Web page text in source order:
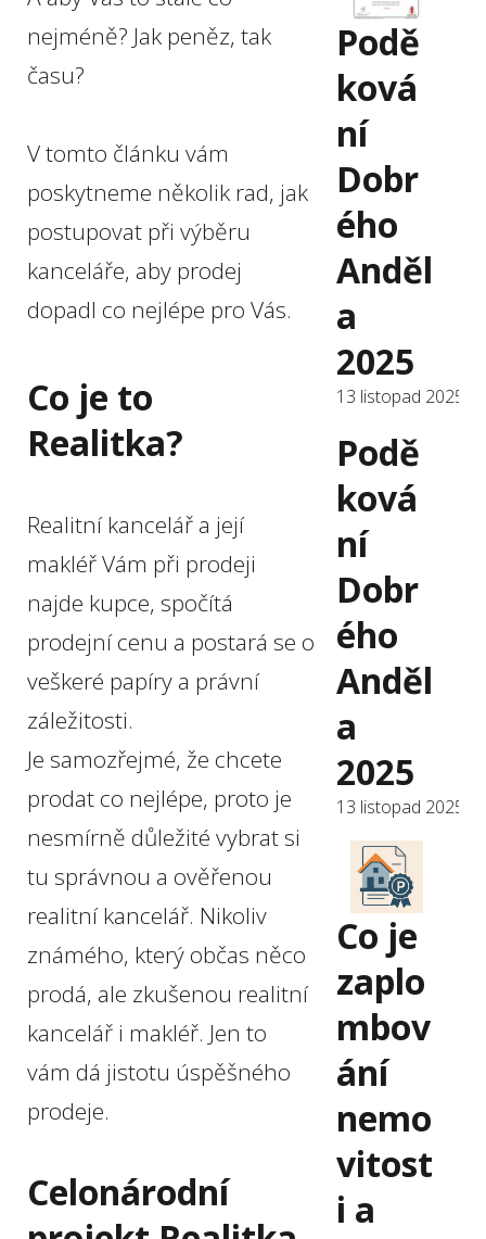
nejméně? Jak peněz, tak
času?
V tomto článku vám
poskytneme několik rad, jak
postupovat při výběru
kanceláře, aby prodej
dopadl co nejlépe pro Vás.
Co je to
Realitka?
Realitní kancelář a její
makléř Vám při prodeji
najde kupce, spočítá
prodejní cenu a postará se o
veškeré papíry a právní
záležitosti.
Je samozřejmé, že chcete
prodat co nejlépe, proto je
nesmírně důležité vybrat si
tu správnou a ověřenou
realitní kancelář. Nikoliv
známého, který občas něco
prodá, ale zkušenou realitní
kancelář i makléř. Jen to
vám dá jistotu úspěšného
prodeje.
Celonárodní
Podě
ková
ní
Dobr
ého
Anděl
a
2025
13 listopad 2025
Podě
ková
ní
Dobr
ého
Anděl
a
2025
13 listopad 2025
Co je
zaplo
mbov
ání
nemo
vitost
i a